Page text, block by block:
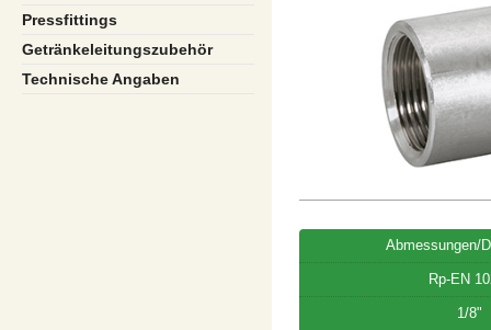
Pressfittings
Getränkeleitungszubehör
Technische Angaben
Abmessungen/
Rp-EN
1/8"